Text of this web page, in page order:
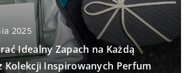
2025
Idealny Zapach na Każdą
Kolekcji Inspirowanych Perfum